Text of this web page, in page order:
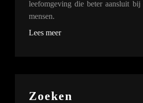
leefomgeving die beter aansluit
mensen.
Lees meer
Zoeken